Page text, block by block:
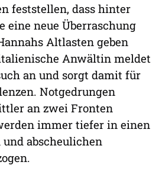
feststellen, dass hinter
eine neue Überraschung
Altlasten geben
Anwältin meldet
an und sorgt damit für
Notgedrungen
an zwei Fronten
immer tiefer in einen
und abscheulichen